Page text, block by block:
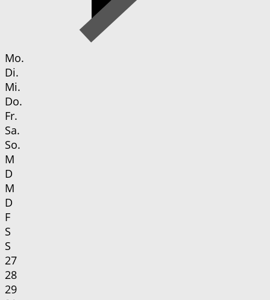
Mo.
Di.
Mi.
Do.
Fr.
Sa.
So.
M
D
M
D
F
S
S
27
28
29